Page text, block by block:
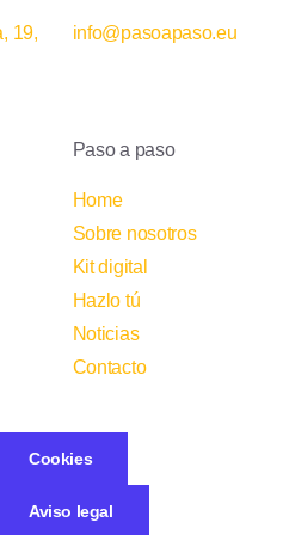
19,
info@pasoapaso.eu
Paso a paso
Home
Sobre nosotros
Kit digital
Hazlo tú
Noticias
Contacto
Cookies
Aviso legal